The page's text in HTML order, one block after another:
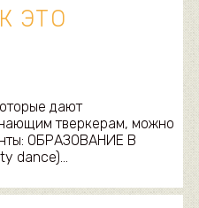
ЭТО
дают
тверкерам, можно
ОБРАЗОВАНИЕ В
dance)…